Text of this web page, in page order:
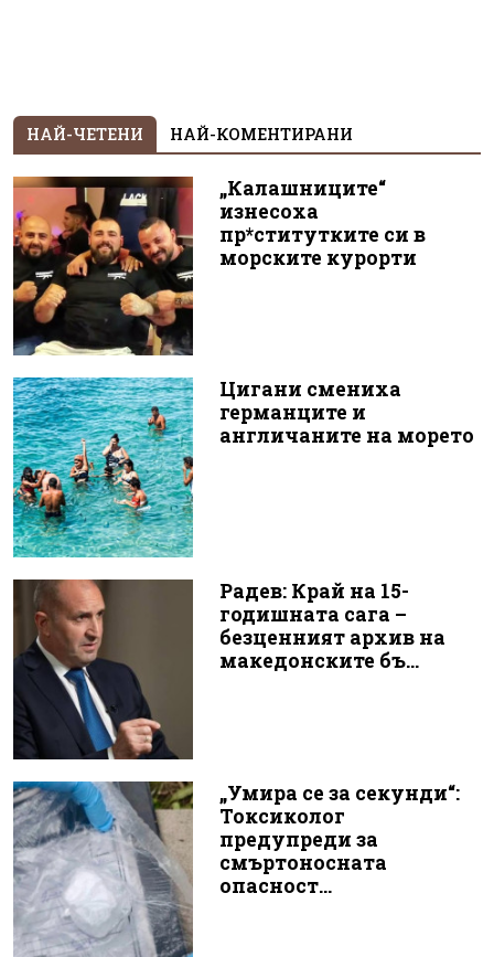
НАЙ-ЧЕТЕНИ НАЙ-КОМЕНТИРАНИ
„Калашниците“
изнесоха
пр*ститутките си в
морските курорти
Цигани смениха
германците и
англичаните на морето
Радев: Край на 15-
годишната сага –
безценният архив на
македонските бъ...
„Умира се за секунди“:
Токсиколог
предупреди за
смъртоносната
опасност...